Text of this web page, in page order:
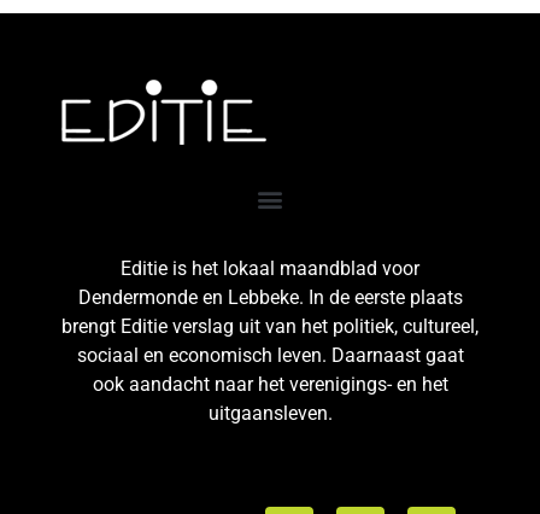
Editie is het lokaal maandblad voor
Dendermonde en Lebbeke. In de eerste plaats
brengt Editie verslag uit van het politiek, cultureel,
sociaal en economisch leven. Daarnaast gaat
ook aandacht naar het verenigings- en het
uitgaansleven.